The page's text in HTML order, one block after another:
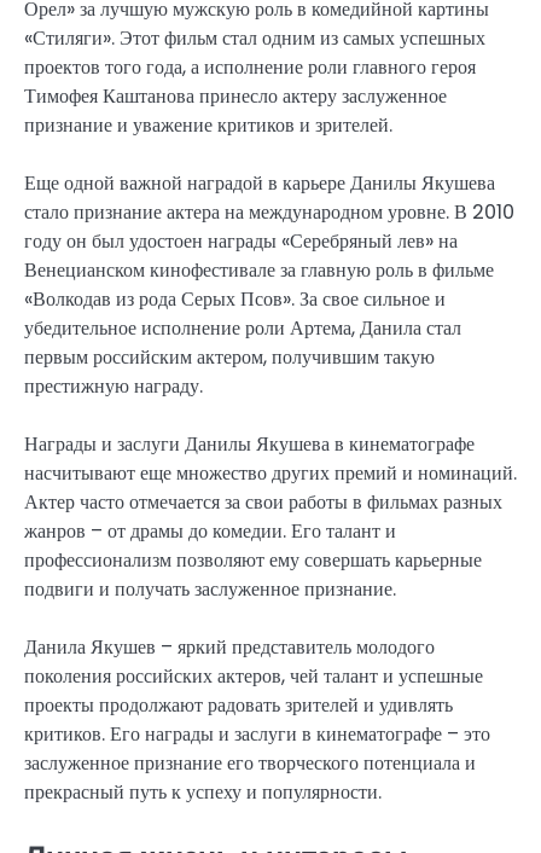
Орел» за лучшую мужскую роль в комедийной картины
«Стиляги». Этот фильм стал одним из самых успешных
проектов того года, а исполнение роли главного героя
Тимофея Каштанова принесло актеру заслуженное
признание и уважение критиков и зрителей.
Еще одной важной наградой в карьере Данилы Якушева
стало признание актера на международном уровне. В 2010
году он был удостоен награды «Серебряный лев» на
Венецианском кинофестивале за главную роль в фильме
«Волкодав из рода Серых Псов». За свое сильное и
убедительное исполнение роли Артема, Данила стал
первым российским актером, получившим такую
престижную награду.
Награды и заслуги Данилы Якушева в кинематографе
насчитывают еще множество других премий и номинаций.
Актер часто отмечается за свои работы в фильмах разных
жанров – от драмы до комедии. Его талант и
профессионализм позволяют ему совершать карьерные
подвиги и получать заслуженное признание.
Данила Якушев – яркий представитель молодого
поколения российских актеров, чей талант и успешные
проекты продолжают радовать зрителей и удивлять
критиков. Его награды и заслуги в кинематографе – это
заслуженное признание его творческого потенциала и
прекрасный путь к успеху и популярности.